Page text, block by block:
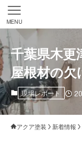
MENU
千葉県木
屋根材の欠
現場レポート
アクア塗装 新着情報